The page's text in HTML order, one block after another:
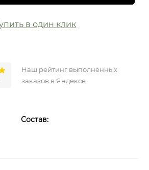
в один клик
Наш рейтинг выполненных
заказов в Яндексе
Состав: